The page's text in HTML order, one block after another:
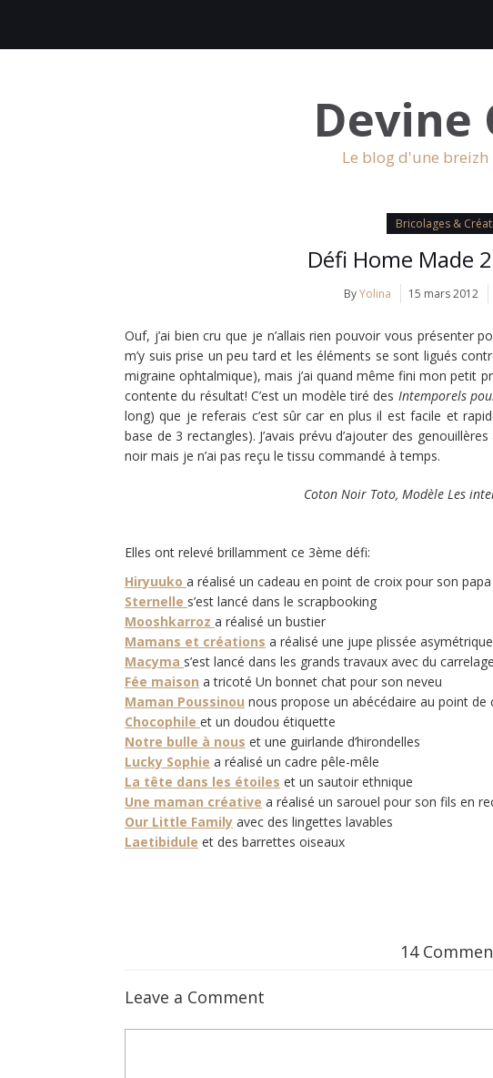
Devine
Le blog d'une breizh
Bricolages &
Défi Home Made
ByYolina 15 mars 2012
Ouf, j’ai bien cru que je n’allais rien pouvoir vous présenter
m’y suis prise un peu tard et les éléments se sont ligués
migraine ophtalmique), mais j’ai quand même fini mon petit
contente du résultat! C’est un modèle tiré des Intemporels
long) que je referais c’est sûr car en plus il est facile et
base de 3 rectangles). J’avais prévu d’ajouter des
noir mais je n’ai pas reçu le tissu commandé à temps.
Coton Noir Toto, Modèle Les
Elles ont relevé brillamment ce 3ème défi:
Hiryuuko a réalisé un cadeau en point de croix pour son papa
Sternelle s’est lancé dans le scrapbooking
Mooshkarroz a réalisé un bustier
Mamans et créations a réalisé une jupe plissée asymétrique
Macyma s’est lancé dans les grands travaux avec du
Fée maison a tricoté Un bonnet chat pour son neveu
Maman Poussinou nous propose un abécédaire au point
Chocophile et un doudou étiquette
Notre bulle à nous et une guirlande d’hirondelles
Lucky Sophie a réalisé un cadre pêle-mêle
La tête dans les étoiles et un sautoir ethnique
Une maman créative a réalisé un sarouel pour son fils en
Our Little Family avec des lingettes lavables
Laetibidule et des barrettes oiseaux
14
Leave a Comment